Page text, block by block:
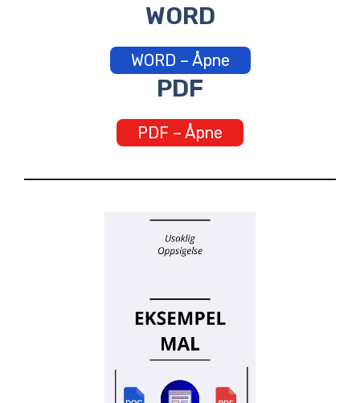
WORD
WORD – Åpne
PDF
PDF – Åpne